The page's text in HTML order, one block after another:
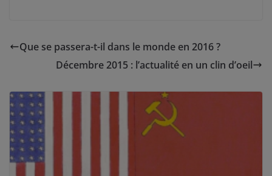
Que se passera-t-il dans le monde en 2016 ?
Décembre 2015 : l’actualité en un clin d’oeil